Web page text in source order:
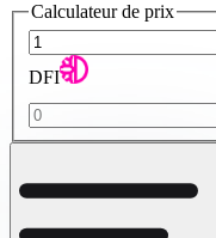
Calculateur de prix
DFI